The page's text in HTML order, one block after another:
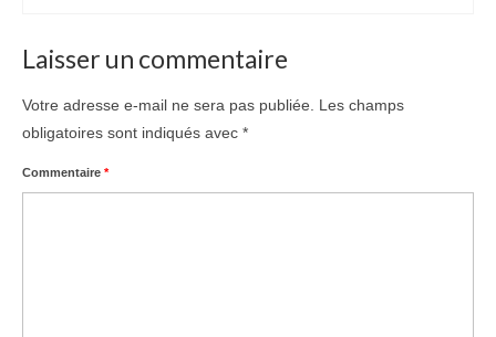
Laisser un commentaire
Votre adresse e-mail ne sera pas publiée.
Les champs
obligatoires sont indiqués avec *
Commentaire *